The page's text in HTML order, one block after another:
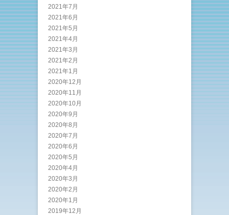
2021年7月
2021年6月
2021年5月
2021年4月
2021年3月
2021年2月
2021年1月
2020年12月
2020年11月
2020年10月
2020年9月
2020年8月
2020年7月
2020年6月
2020年5月
2020年4月
2020年3月
2020年2月
2020年1月
2019年12月